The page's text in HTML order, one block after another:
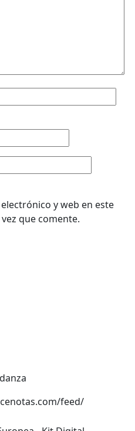
y web en este
que comente.
feed/